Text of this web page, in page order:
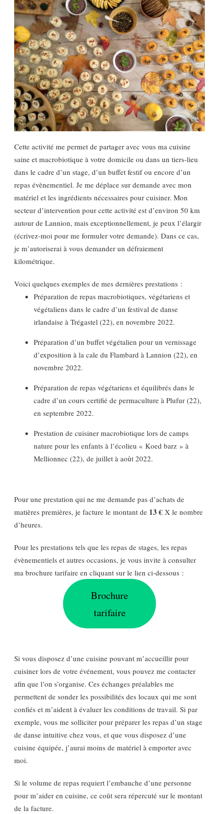
Cette activité me permet de partager avec vous ma cuisine
saine et macrobiotique à votre domicile ou dans un tiers-lieu
dans le cadre d’un stage, d’un buffet festif ou encore d’un
repas évènementiel. Je me déplace sur demande avec mon
matériel et les ingrédients nécessaires pour cuisiner. Mon
secteur d’intervention pour cette activité est d’environ 50 km
autour de Lannion, mais exceptionnellement, je peux l’élargir
(écrivez-moi pour me formuler votre demande). Dans ce cas,
je m’autoriserai à vous demander un défraiement
kilométrique.
Voici quelques exemples de mes dernières prestations :
Préparation de repas macrobiotiques, végétariens et
végétaliens dans le cadre d’un festival de danse
irlandaise à Trégastel (22), en novembre 2022.
Préparation d’un buffet végétalien pour un vernissage
d’exposition à la cale du Flambard à Lannion (22), en
novembre 2022.
Préparation de repas végétariens et équilibrés dans le
cadre d’un cours certifié de permaculture à Plufur (22),
en septembre 2022.
Prestation de cuisiner macrobiotique lors de camps
nature pour les enfants à l’écolieu « Koed barz » à
Mellionnec (22), de juillet à août 2022.
Pour une prestation qui ne me demande pas d’achats de
matières premières, je facture le montant de 13 € X le nombre
d’heures.
Pour les prestations tels que les repas de stages, les repas
évènementiels et autres occasions, je vous invite à consulter
ma brochure tarifaire en cliquant sur le lien ci-dessous :
Brochure
tarifaire
Si vous disposez d’une cuisine pouvant m’accueillir pour
cuisiner lors de votre événement, vous pouvez me contacter
afin que l’on s’organise. Ces échanges préalables me
permettent de sonder les possibilités des locaux qui me sont
confiés et m’aident à évaluer les conditions de travail. Si par
exemple, vous me solliciter pour préparer les repas d’un stage
de danse intuitive chez vous, et que vous disposez d’une
cuisine équipée, j’aurai moins de matériel à emporter avec
moi.
Si le volume de repas requiert l’embauche d’une personne
pour m’aider en cuisine, ce coût sera répercuté sur le montant
de la facture.